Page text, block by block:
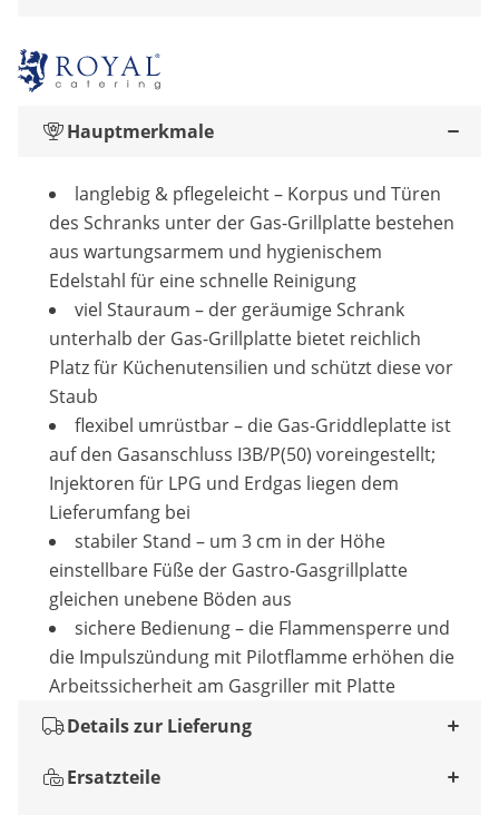
Hauptmerkmale
langlebig & pflegeleicht – Korpus und Türen
des Schranks unter der Gas-Grillplatte bestehen
aus wartungsarmem und hygienischem
Edelstahl für eine schnelle Reinigung
viel Stauraum – der geräumige Schrank
unterhalb der Gas-Grillplatte bietet reichlich
Platz für Küchenutensilien und schützt diese vor
Staub
flexibel umrüstbar – die Gas-Griddleplatte ist
auf den Gasanschluss I3B/P(50) voreingestellt;
Injektoren für LPG und Erdgas liegen dem
Lieferumfang bei
stabiler Stand – um 3 cm in der Höhe
einstellbare Füße der Gastro-Gasgrillplatte
gleichen unebene Böden aus
sichere Bedienung – die Flammensperre und
die Impulszündung mit Pilotflamme erhöhen die
Arbeitssicherheit am Gasgriller mit Platte
Details zur Lieferung
Ersatzteile